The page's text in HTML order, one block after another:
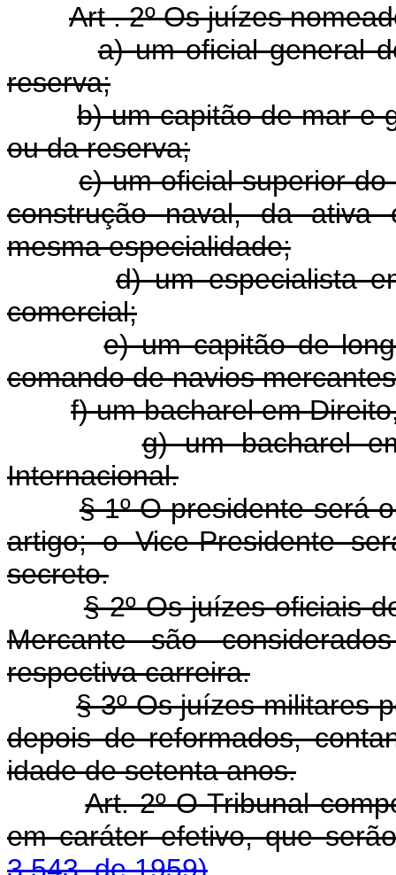
Art . 2º Os juízes
a) um oficial general
reserva;
b) um capitão de mar e
ou da reserva;
c) um oficial superior
construção naval, da
mesma especialidade;
d) um especialista
comercial;
e) um capitão de
comando de navios
f) um bacharel em
g) um bacharel
Internacional.
§ 1º O presidente será
artigo; o Vice-Presidente
secreto.
§ 2º Os juízes oficiais
Mercante são
respectiva carreira.
§ 3º Os juízes militares
depois de reformados,
idade de setenta anos.
Art. 2º O Tribunal
em caráter efetivo,